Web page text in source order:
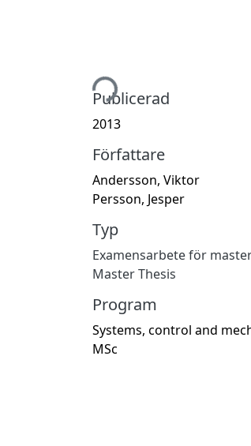
Hämtar...
Publicerad
2013
Författare
Andersson, Viktor
Persson, Jesper
Typ
Examensarbete för
Master Thesis
Program
Systems, control and
MSc